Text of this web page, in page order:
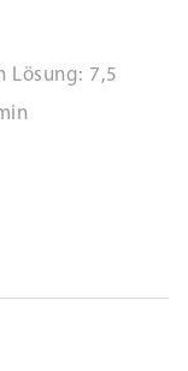
Lösung: 7,5